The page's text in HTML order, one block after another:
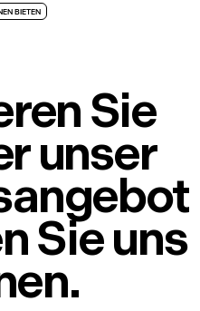
BIETEN
Sie
unser
Sie uns